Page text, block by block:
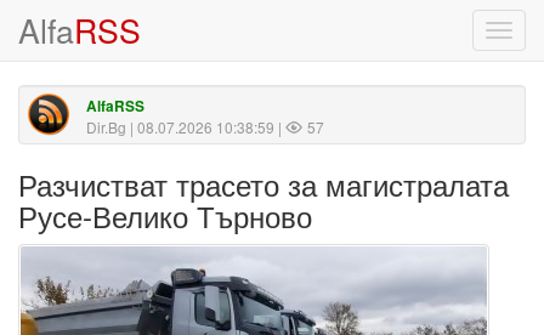
AlfaRSS
AlfaRSS
Dir.Bg | 08.07.2026 10:38:59 | 57
Разчистват трасето за магистралата
Русе-Велико Търново